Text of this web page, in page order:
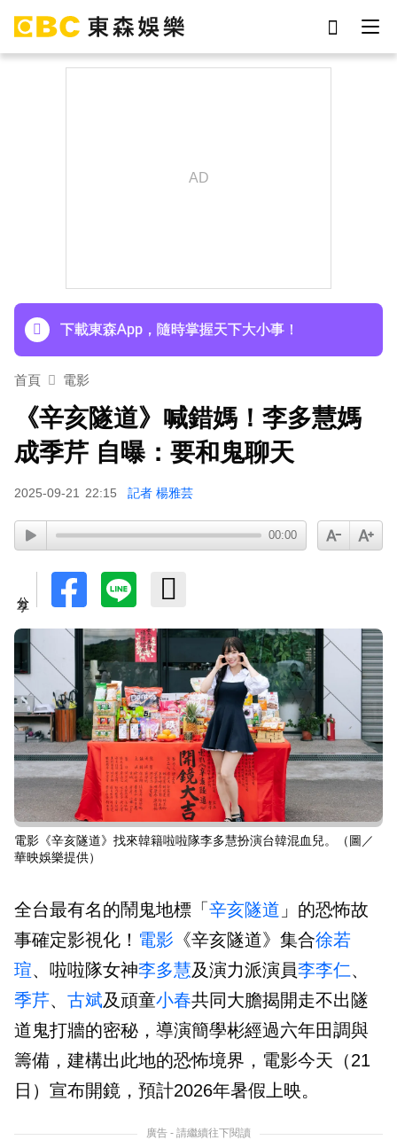
下載東森App，隨時掌握天下大小事！
首頁 電影
《辛亥隧道》喊錯媽！李多慧媽
成季芹 自曝：要和鬼聊天
2025-09-21 22:15 記者 楊雅芸
00:00
電影《辛亥隧道》找來韓籍啦啦隊李多慧扮演台韓混血兒。（圖／
華映娛樂提供）
全台最有名的鬧鬼地標「 辛亥隧道 」的恐怖故
事確定影視化！ 電影 《辛亥隧道》集合徐若
瑄、啦啦隊女神李多慧及演力派演員李李仁、
季芹、 古斌及頑童小春共同大膽揭開走不出隧
道鬼打牆的密秘，導演簡學彬經過六年田調與
籌備，建構出此地的恐怖境界，電影今天（21
日）宣布開鏡，預計2026年暑假上映。
廣告 - 請繼續往下閱讀